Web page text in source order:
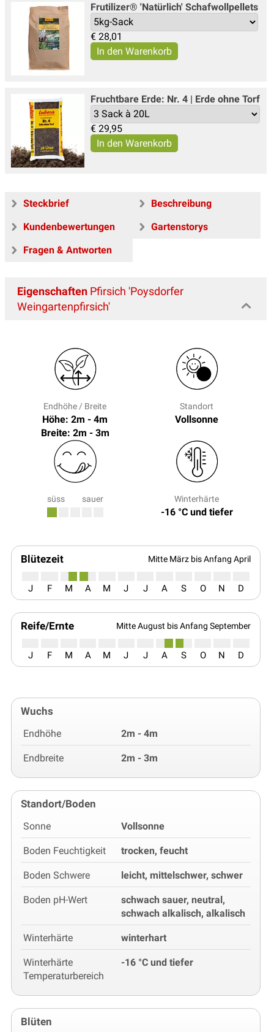
Frutilizer® 'Natürlich' Schafwollpellets
€ 28,01
Fruchtbare Erde: Nr. 4 | Erde ohne Torf
€ 29,95
Steckbrief
Beschreibung
Kundenbewertungen
Gartenstorys
Fragen & Antworten
Eigenschaften Pfirsich 'Poysdorfer
Weingartenpfirsich'
Endhöhe / Breite
Höhe: 2m - 4m
Breite: 2m - 3m
Standort
Vollsonne
süss sauer Winterhärte
-16 °C und tiefer
Blütezeit Mitte März bis Anfang April
J F M A M J J A S O N D
Reife/Ernte Mitte August bis Anfang September
J F M A M J J A S O N D
Wuchs
Endhöhe 2m - 4m
Endbreite 2m - 3m
Standort/Boden
Sonne Vollsonne
Boden Feuchtigkeit trocken, feucht
Boden Schwere leicht, mittelschwer, schwer
Boden pH-Wert
schwach sauer, neutral,
schwach alkalisch, alkalisch
Winterhärte winterhart
Winterhärte
Temperaturbereich
-16 °C und tiefer
Blüten